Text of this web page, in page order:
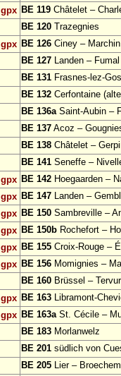
gpx BE 119 Châtelet –
BE 120 Trazegnies
gpx BE 126 Ciney – Marchin
BE 127 Landen – Fumal
BE 131 Frasnes-lez-
BE 132 Cerfontaine
BE 136aSaint-Aubin –
BE 137 Acoz –
BE 138 Châtelet –
BE 141 Seneffe –
gpx BE 142 Hoegaarden –
gpx BE 147 Landen –
gpx BE 150 Sambreville –
gpx BE 150b Rochefort –
gpx BE 155 Croix-Rouge –
gpx BE 156 Momignies –
BE 160 Brüssel –
gpx BE 163 Libramont-
gpx BE 163aSt. Cécile –
BE 183 Morlanwelz
BE 201 südlich von
BE 205 Lier – Broechem